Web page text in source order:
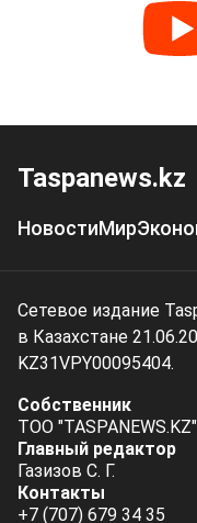
Taspanews.kz
НовостиМир
Сетевое издание
в Казахстане
KZ31VPY00095404.
Собственник
ТОО "TASPANEWS.KZ"
Главный редактор
Газизов С. Г.
Контакты
+7 (707) 679 34 35